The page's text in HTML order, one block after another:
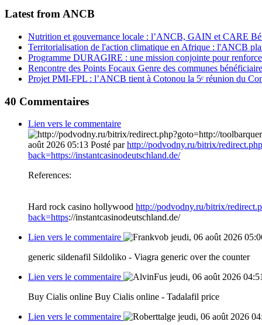
Latest from ANCB
Nutrition et gouvernance locale : l’ANCB, GAIN et CARE
Territorialisation de l'action climatique en Afrique : l'ANCB
Programme DURAGIRE : une mission conjointe pour
Rencontre des Points Focaux Genre des communes
Projet PMI-FPL : l’ANCB tient à Cotonou la 5ᵉ réunion du
40 Commentaires
Lien vers le commentaire
août 2026 05:13 Posté parhttp://podvodny.ru/bitrix/
back=https://instantcasinodeutschland.de/
References:
Hard rock casino hollywood http://podvodny.ru/bitrix/
back=https://instantcasinodeutschland.de/
Lien vers le commentaire
jeudi, 06 août 2026
generic sildenafil Sildoliko - Viagra generic over the counter
Lien vers le commentaire
jeudi, 06 août 2026
Buy Cialis online Buy Cialis online - Tadalafil price
Lien vers le commentaire
jeudi, 06 août 2026